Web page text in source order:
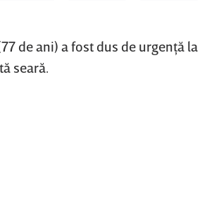
de ani) a fost dus de urgenţă la
seară.